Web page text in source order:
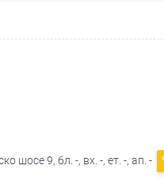
шосе 9, бл. -, вх. -, ет. -, ап. -